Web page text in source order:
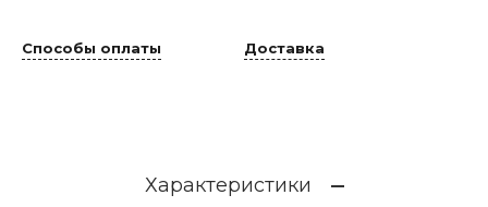
Способы оплаты Доставка
Характеристики